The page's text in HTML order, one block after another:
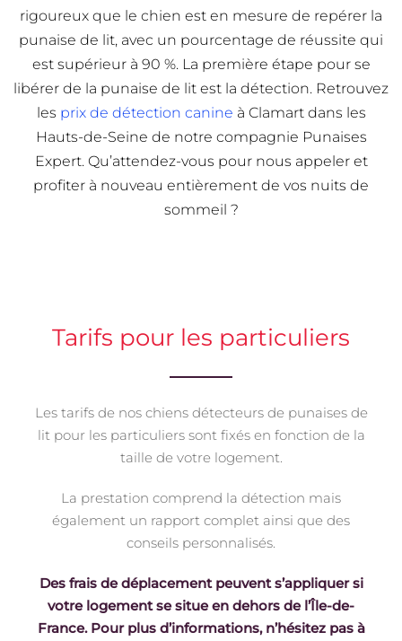
rigoureux que le chien est en mesure de repérer la
punaise de lit, avec un pourcentage de réussite qui
est supérieur à 90 %. La première étape pour se
libérer de la punaise de lit est la détection. Retrouvez
les prix de détection canine à Clamart dans les
Hauts-de-Seine de notre compagnie Punaises
Expert. Qu’attendez-vous pour nous appeler et
profiter à nouveau entièrement de vos nuits de
sommeil ?
Tarifs pour les particuliers
Les tarifs de nos chiens détecteurs de punaises de
lit pour les particuliers sont fixés en fonction de la
taille de votre logement.
La prestation comprend la détection mais
également un rapport complet ainsi que des
conseils personnalisés.
Des frais de déplacement peuvent s’appliquer si
votre logement se situe en dehors de l’Île-de-
France. Pour plus d’informations, n’hésitez pas à